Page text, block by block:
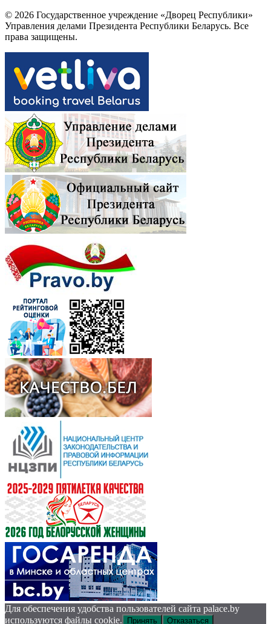
© 2026 Государственное учреждение «Дворец Республики»
Управления делами Президента Республики Беларусь. Все
права защищены.
Для обеспечения удобства пользователей сайта palace.by
используются файлы cookie.
Принять Отказаться